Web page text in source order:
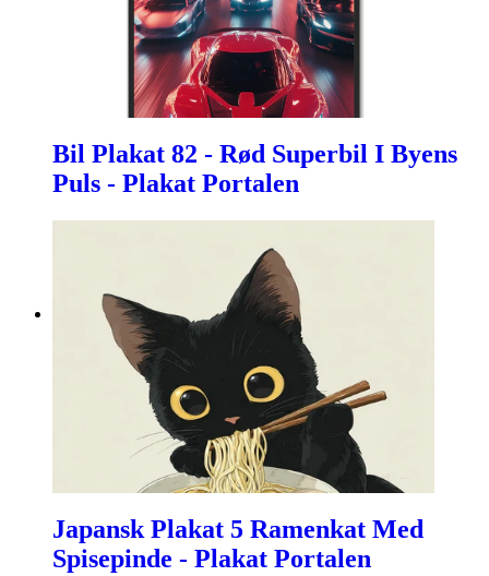
Bil Plakat 82 - Rød Superbil I Byens
Puls - Plakat Portalen
Japansk Plakat 5 Ramenkat Med
Spisepinde - Plakat Portalen